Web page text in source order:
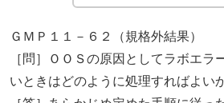
ＧＭＰ１１－６２（規格外結果）
［問］ＯＯＳの原因としてラボエラ
いときはどのように処理すればよいか